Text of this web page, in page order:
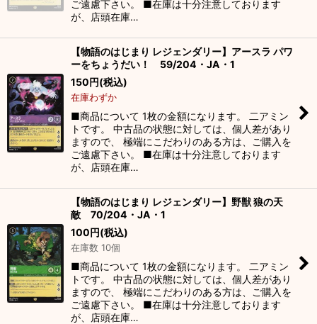
ご遠慮下さい。 ■在庫は十分注意しております
が、店頭在庫…
【物語のはじまり レジェンダリー】アースラ パワ
ーをちょうだい！ 59/204・JA・1
150円(税込)
在庫わずか
■商品について 1枚の金額になります。 二アミン
トです。 中古品の状態に対しては、個人差があり
ますので、 極端にこだわりのある方は、ご購入を
ご遠慮下さい。 ■在庫は十分注意しております
が、店頭在庫…
【物語のはじまり レジェンダリー】野獣 狼の天
敵 70/204・JA・1
100円(税込)
在庫数 10個
■商品について 1枚の金額になります。 二アミン
トです。 中古品の状態に対しては、個人差があり
ますので、 極端にこだわりのある方は、ご購入を
ご遠慮下さい。 ■在庫は十分注意しております
が、店頭在庫…